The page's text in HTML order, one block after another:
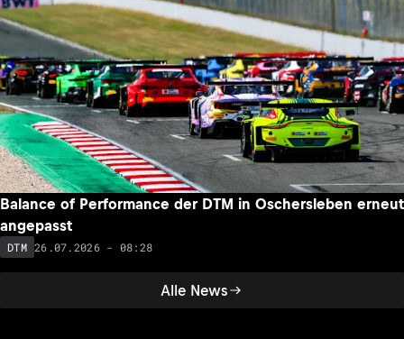
Alle News
Balance of Performance der DTM in Oschersleben erneut
angepasst
DTM 26.07.2026 - 08:28